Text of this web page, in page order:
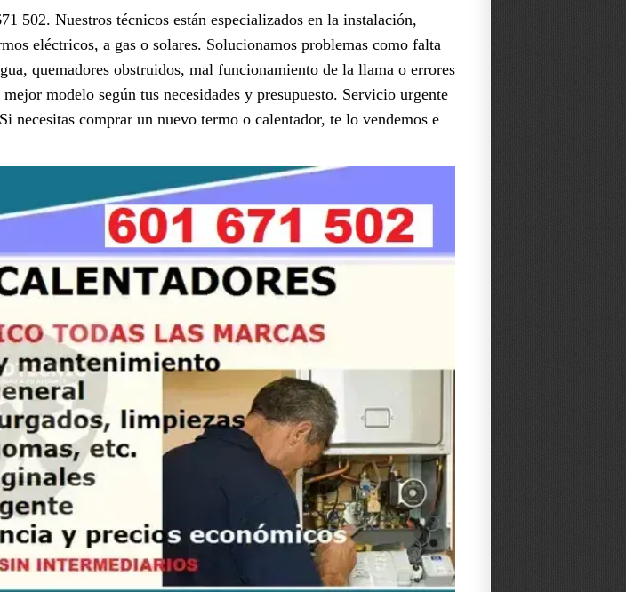
502. Nuestros técnicos están especializados en la instalación,
eléctricos, a gas o solares. Solucionamos problemas como falta
quemadores obstruidos, mal funcionamiento de la llama o errores
modelo según tus necesidades y presupuesto. Servicio urgente
necesitas comprar un nuevo termo o calentador, te lo vendemos e